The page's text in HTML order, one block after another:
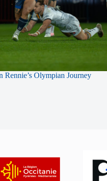
Rennie’s Olympian Journey